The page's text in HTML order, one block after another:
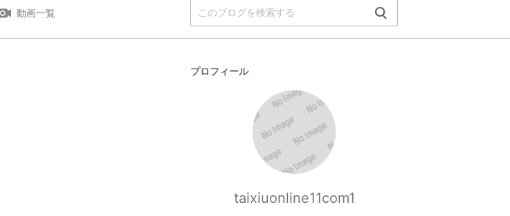
動画一覧
プロフィール
taixiuonline11com1